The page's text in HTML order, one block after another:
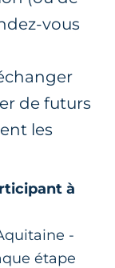
vous
de futurs
les
à
-
étape